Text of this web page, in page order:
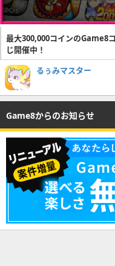
最大300,000コインのGame8
じ開催中！
るぅみマスター
Game8からのお知らせ